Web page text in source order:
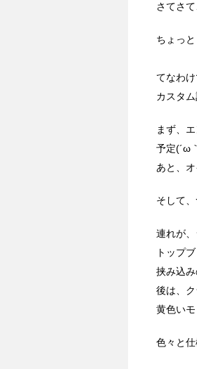
さてさ
ちょっ
てなわ
カスタ
まず、
予定(´ω
あと、
そして
連れが
トップ
挟み込
後は、
黄色い
色々と